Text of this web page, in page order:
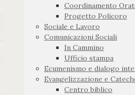
Coordinamento
Progetto Policoro
Sociale e Lavoro
Comunicazioni Sociali
In Cammino
Ufficio stampa
Ecumenismo e dialogo
Evangelizzazione e
Centro biblico